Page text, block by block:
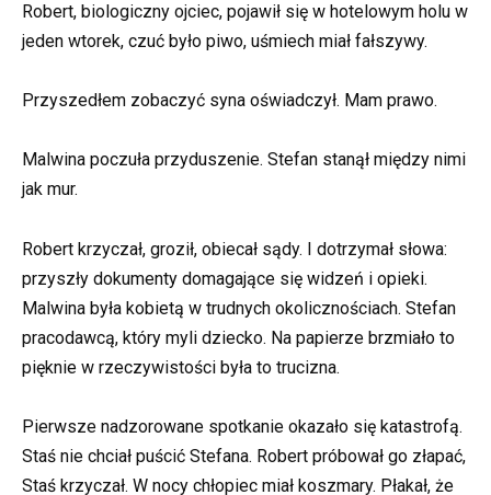
Robert, biologiczny ojciec, pojawił się w hotelowym holu w
jeden wtorek, czuć było piwo, uśmiech miał fałszywy.
Przyszedłem zobaczyć syna oświadczył. Mam prawo.
Malwina poczuła przyduszenie. Stefan stanął między nimi
jak mur.
Robert krzyczał, groził, obiecał sądy. I dotrzymał słowa:
przyszły dokumenty domagające się widzeń i opieki.
Malwina była kobietą w trudnych okolicznościach. Stefan
pracodawcą, który myli dziecko. Na papierze brzmiało to
pięknie w rzeczywistości była to trucizna.
Pierwsze nadzorowane spotkanie okazało się katastrofą.
Staś nie chciał puścić Stefana. Robert próbował go złapać,
Staś krzyczał. W nocy chłopiec miał koszmary. Płakał, że